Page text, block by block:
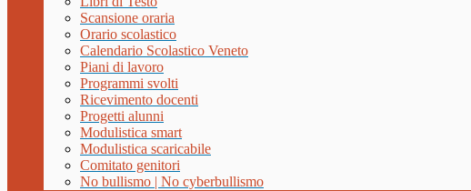
Scansione oraria
Orario scolastico
Calendario Scolastico Veneto
Piani di lavoro
Programmi svolti
Ricevimento docenti
Progetti alunni
Modulistica smart
Modulistica scaricabile
Comitato genitori
No bullismo | No cyberbullismo